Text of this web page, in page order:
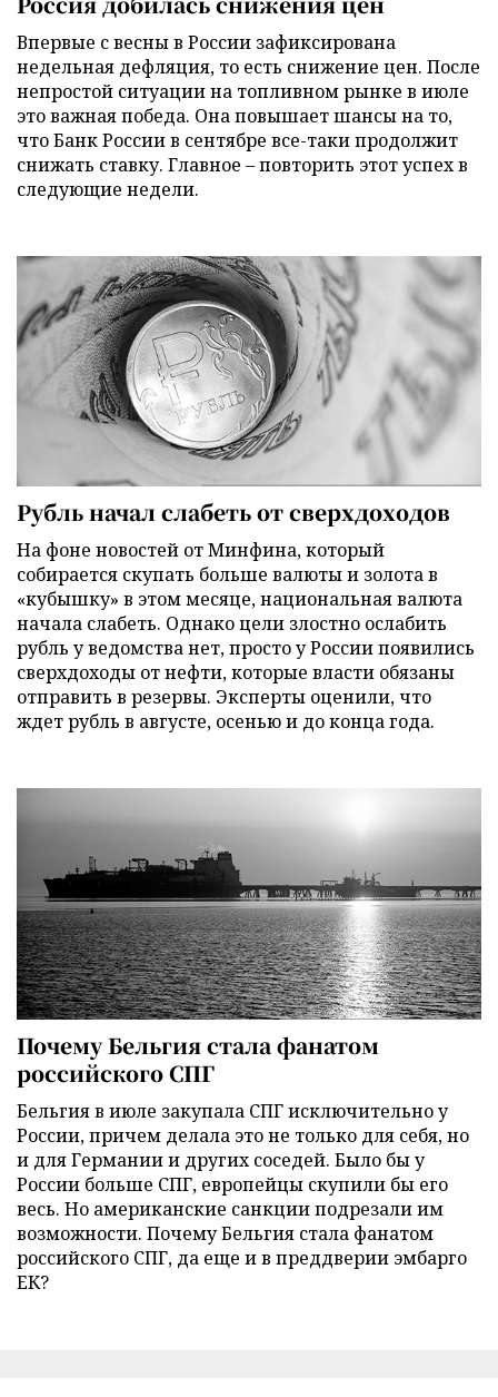
Впервые с весны в России зафиксирована
недельная дефляция, то есть снижение цен. После
непростой ситуации на топливном рынке в июле
это важная победа. Она повышает шансы на то,
что Банк России в сентябре все-таки продолжит
снижать ставку. Главное – повторить этот успех в
следующие недели.
Рубль начал слабеть от сверхдоходов
На фоне новостей от Минфина, который
собирается скупать больше валюты и золота в
«кубышку» в этом месяце, национальная валюта
начала слабеть. Однако цели злостно ослабить
рубль у ведомства нет, просто у России появились
сверхдоходы от нефти, которые власти обязаны
отправить в резервы. Эксперты оценили, что
ждет рубль в августе, осенью и до конца года.
Почему Бельгия стала фанатом
российского СПГ
Бельгия в июле закупала СПГ исключительно у
России, причем делала это не только для себя, но
и для Германии и других соседей. Было бы у
России больше СПГ, европейцы скупили бы его
весь. Но американские санкции подрезали им
возможности. Почему Бельгия стала фанатом
российского СПГ, да еще и в преддверии эмбарго
ЕК?